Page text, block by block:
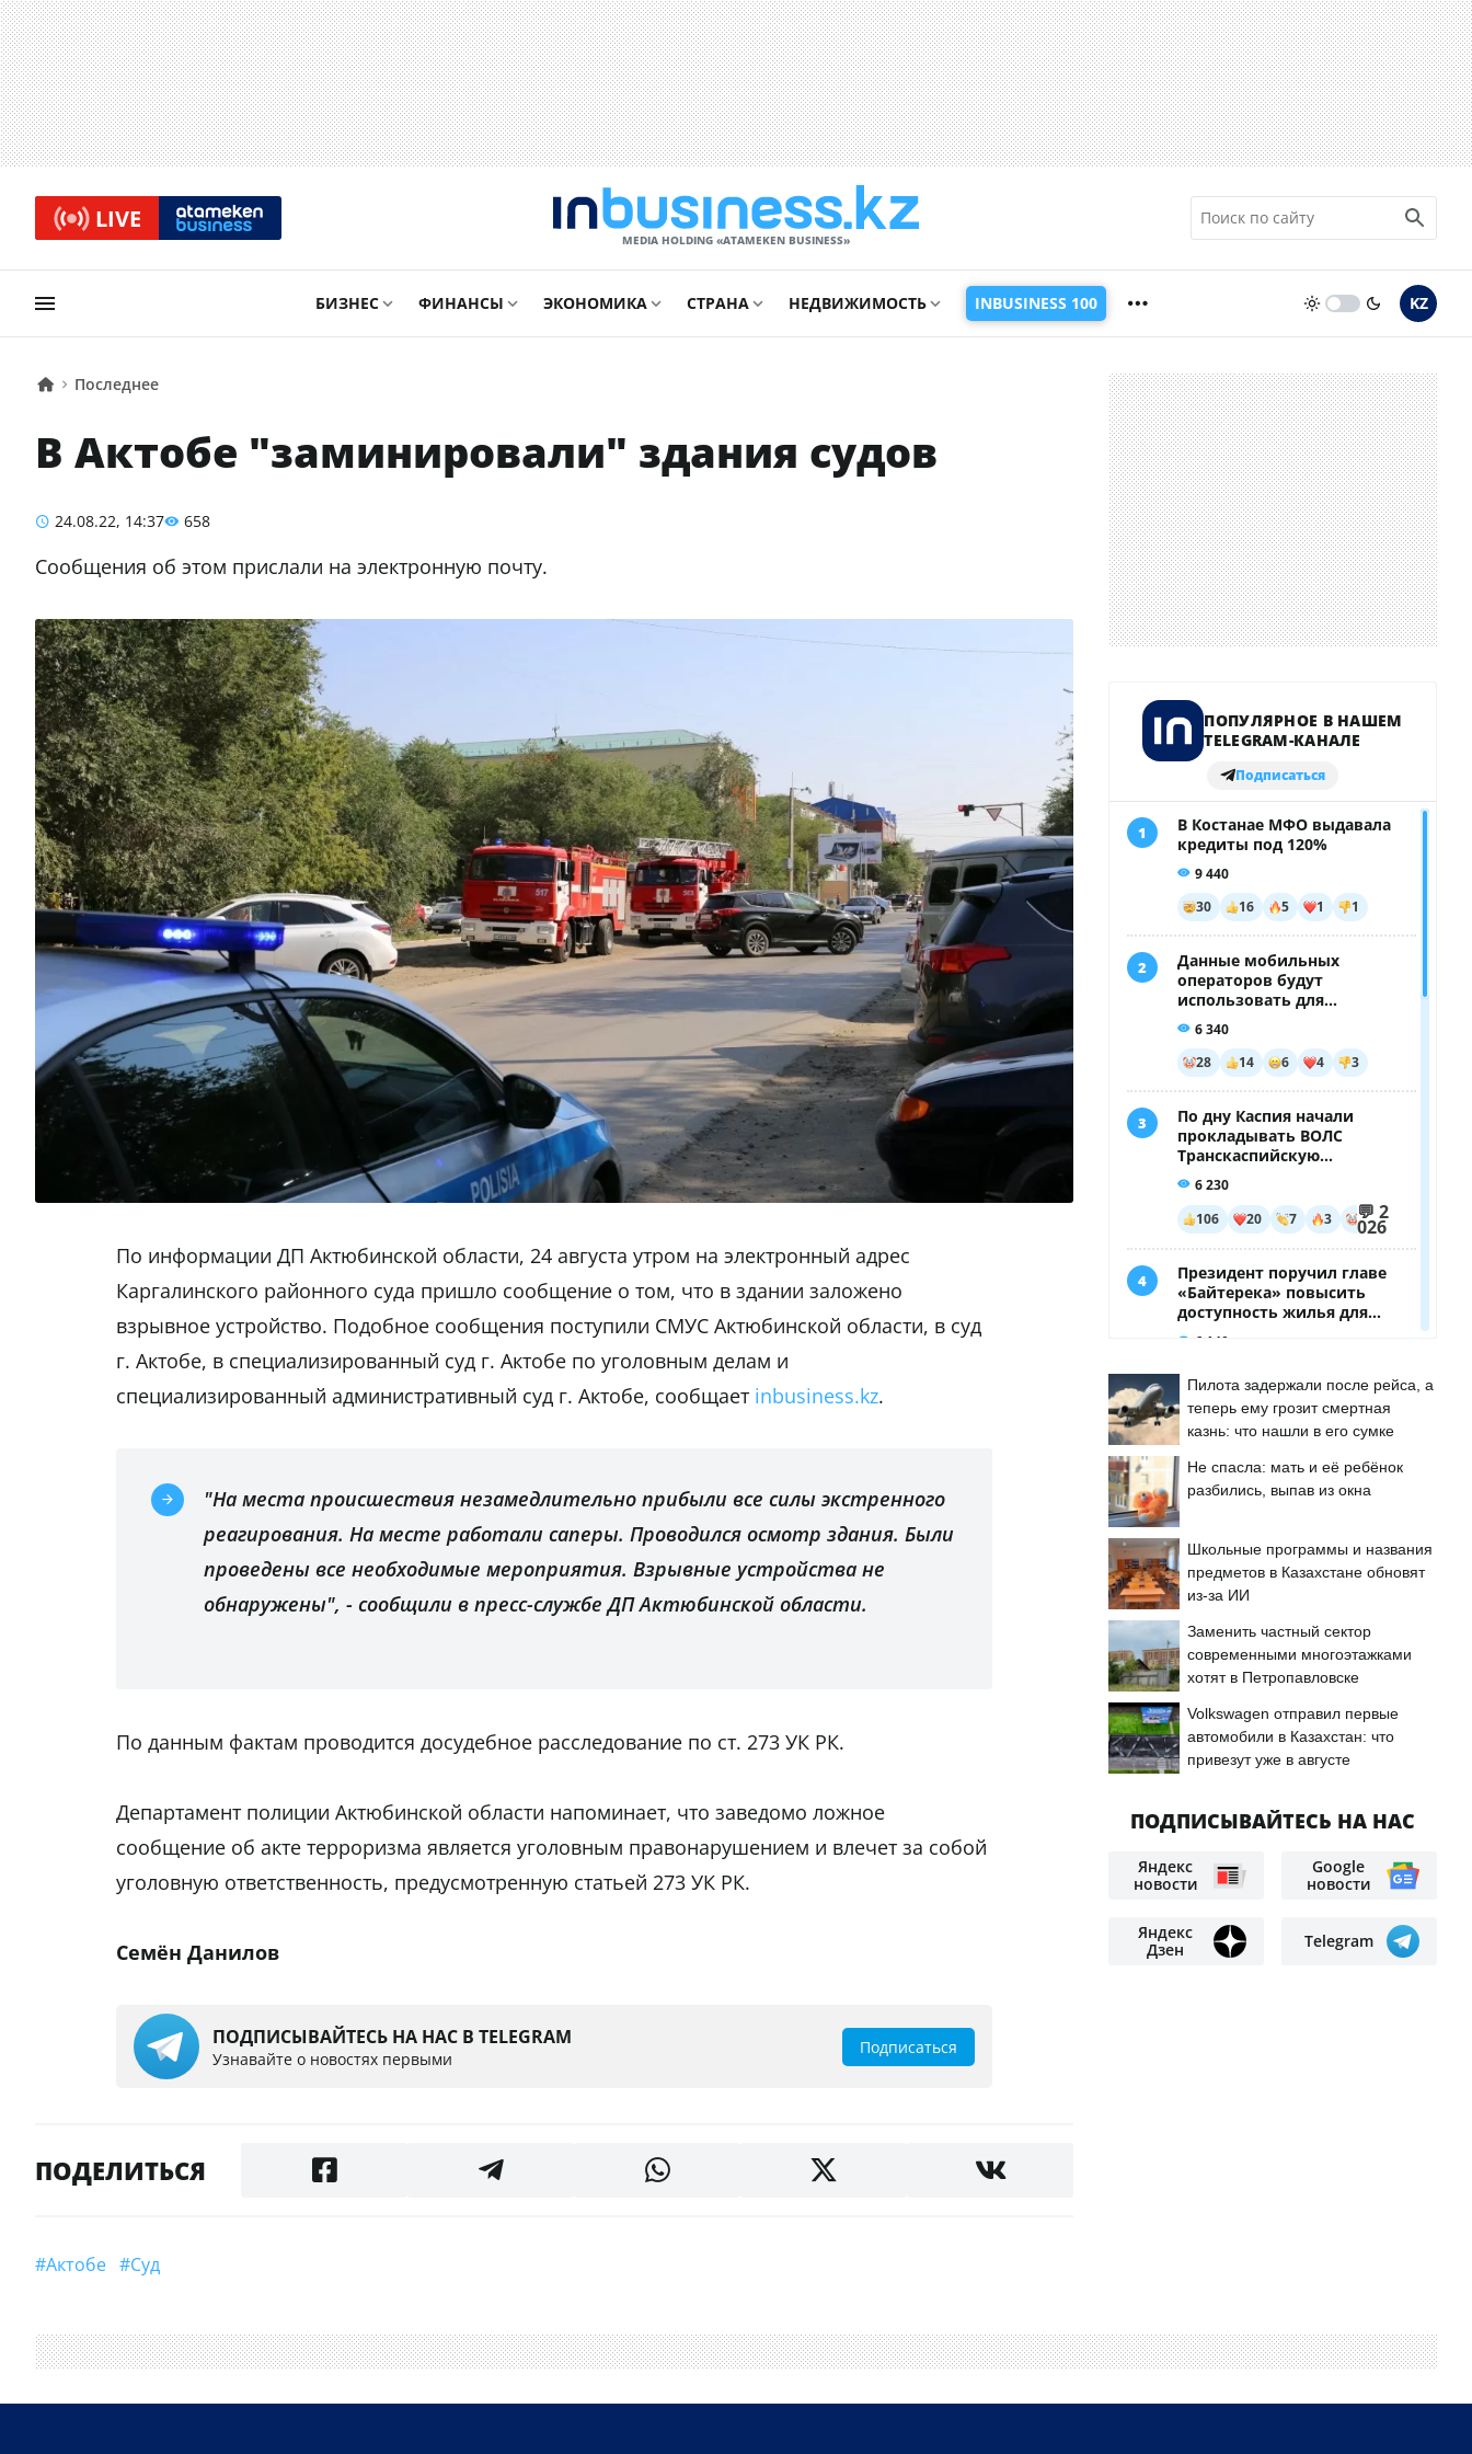
LIVE
MEDIA HOLDING «ATAMEKЕN BUSINESS»
БИЗНЕС ФИНАНСЫ ЭКОНОМИКА СТРАНА НЕДВИЖИМОСТЬ INBUSINESS 100 KZ
Последнее
В Актобе "заминировали" здания судов
24.08.22, 14:37 658
Сообщения об этом прислали на электронную почту.
По информации ДП Актюбинской области, 24 августа утром на электронный адрес
Каргалинского районного суда пришло сообщение о том, что в здании заложено
взрывное устройство. Подобное сообщения поступили СМУС Актюбинской области, в суд
г. Актобе, в специализированный суд г. Актобе по уголовным делам и
специализированный административный суд г. Актобе, сообщает inbusiness.kz.
"На места происшествия незамедлительно прибыли все силы экстренного
реагирования. На месте работали саперы. Проводился осмотр здания. Были
проведены все необходимые мероприятия. Взрывные устройства не
обнаружены", - сообщили в пресс-службе ДП Актюбинской области.
По данным фактам проводится досудебное расследование по ст. 273 УК РК.
Департамент полиции Актюбинской области напоминает, что заведомо ложное
сообщение об акте терроризма является уголовным правонарушением и влечет за собой
уголовную ответственность, предусмотренную статьей 273 УК РК.
Семён Данилов
ПОДПИСЫВАЙТЕСЬ НА НАС В TELEGRAM
Узнавайте о новостях первыми
Подписаться
ПОДЕЛИТЬСЯ
#Актобе #суд
Пилота задержали после рейса, а
теперь ему грозит смертная
казнь: что нашли в его сумке
Не спасла: мать и её ребёнок
разбились, выпав из окна
Школьные программы и названия
предметов в Казахстане обновят
из-за ИИ
Заменить частный сектор
современными многоэтажками
хотят в Петропавловске
Volkswagen отправил первые
автомобили в Казахстан: что
привезут уже в августе
ПОДПИСЫВАЙТЕСЬ НА НАС
Яндекс
новости
Google
новости
Яндекс
Дзен
Telegram